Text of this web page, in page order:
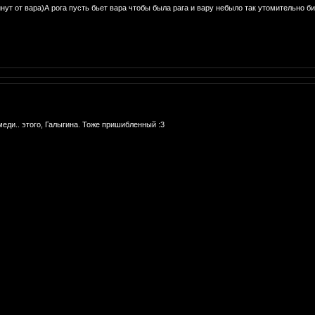
от вара)А рога пусть бьет вара чтобы была рага и вару небыло так утомительно
этого, Галыгина. Тоже пришибленный :3